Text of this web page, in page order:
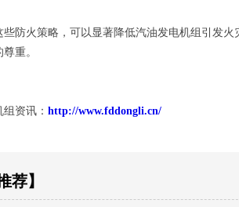
些防火策略，可以显著降低汽油发电机组引发
重。
资讯： http://www.fddongli.cn/
荐】